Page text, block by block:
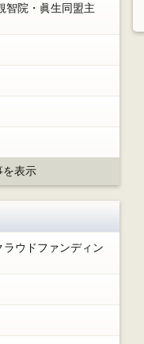
智院・眞生同盟主
を表示
ウドファンディン